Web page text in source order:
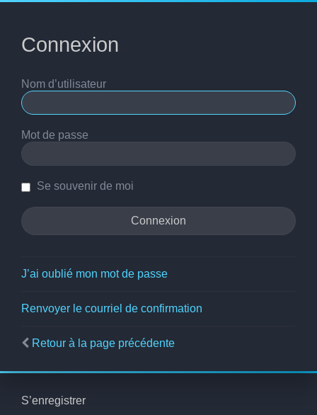
Connexion
Nom d’utilisateur
Mot de passe
Se souvenir de moi
J’ai oublié mon mot de passe
Renvoyer le courriel de confirmation
Retour à la page précédente
S’enregistrer